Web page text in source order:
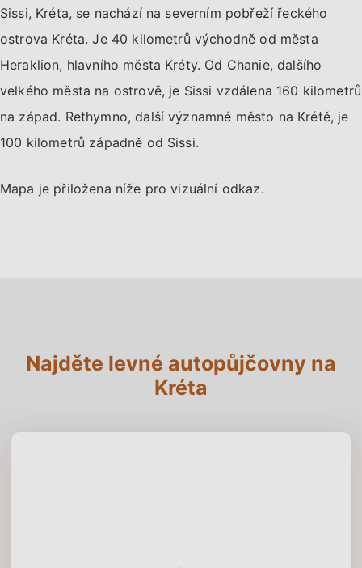
Sissi, Kréta, se nachází na severním pobřeží řeckého
ostrova Kréta. Je 40 kilometrů východně od města
Heraklion, hlavního města Kréty. Od Chanie, dalšího
velkého města na ostrově, je Sissi vzdálena 160 kilometrů
na západ. Rethymno, další významné město na Krétě, je
100 kilometrů západně od Sissi.
Mapa je přiložena níže pro vizuální odkaz.
Najděte levné autopůjčovny na
Kréta